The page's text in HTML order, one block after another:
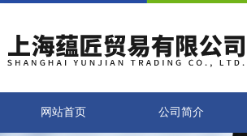
网站首页 公司简介